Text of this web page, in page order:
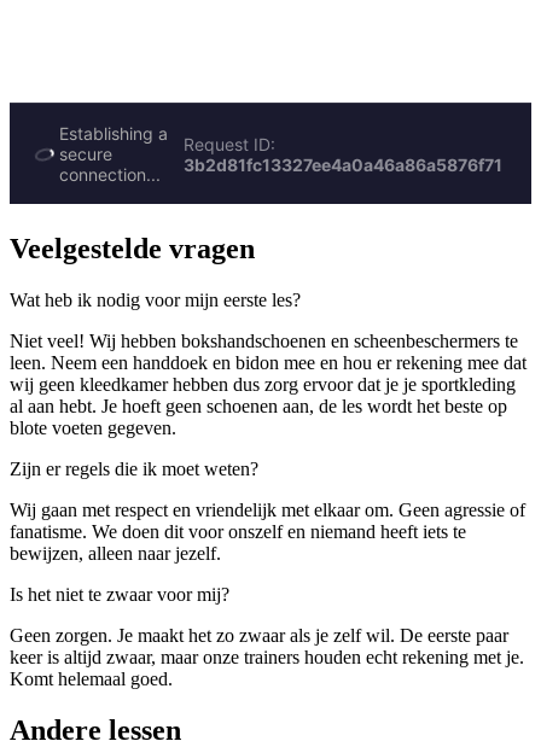
Veelgestelde vragen
Wat heb ik nodig voor mijn eerste les?
Niet veel! Wij hebben bokshandschoenen en scheenbeschermers te
leen. Neem een handdoek en bidon mee en hou er rekening mee dat
wij geen kleedkamer hebben dus zorg ervoor dat je je sportkleding
al aan hebt. Je hoeft geen schoenen aan, de les wordt het beste op
blote voeten gegeven.
Zijn er regels die ik moet weten?
Wij gaan met respect en vriendelijk met elkaar om. Geen agressie of
fanatisme. We doen dit voor onszelf en niemand heeft iets te
bewijzen, alleen naar jezelf.
Is het niet te zwaar voor mij?
Geen zorgen. Je maakt het zo zwaar als je zelf wil. De eerste paar
keer is altijd zwaar, maar onze trainers houden echt rekening met je.
Komt helemaal goed.
Andere lessen